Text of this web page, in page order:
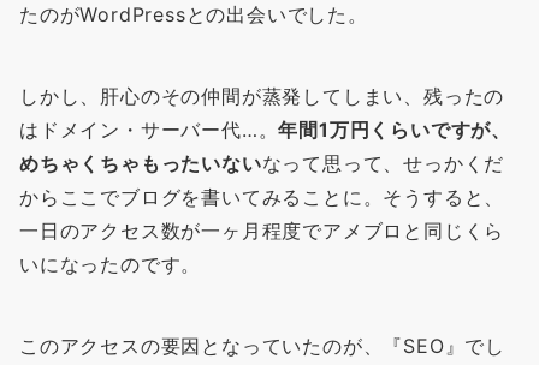
たのがWordPressとの出会いでした。
しかし、肝心のその仲間が蒸発してしまい、残ったの
はドメイン・サーバー代…。年間1万円くらいですが、
めちゃくちゃもったいないなって思って、せっかくだ
からここでブログを書いてみることに。そうすると、
一日のアクセス数が一ヶ月程度でアメブロと同じくら
いになったのです。
このアクセスの要因となっていたのが、『SEO』でし